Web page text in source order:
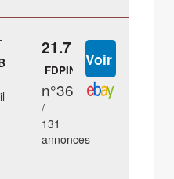
21.7 €
FDPIN
n°36
/
131
annonces